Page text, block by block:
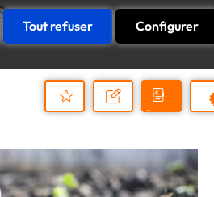
Tout refuser Configurer
dossier
Nous
Demander